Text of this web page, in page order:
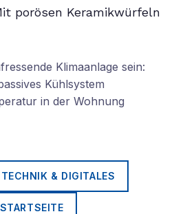
porösen Keramikwürfeln
Klimaanlage sein:
Kühlsystem
in der Wohnung
TECHNIK & DIGITALES